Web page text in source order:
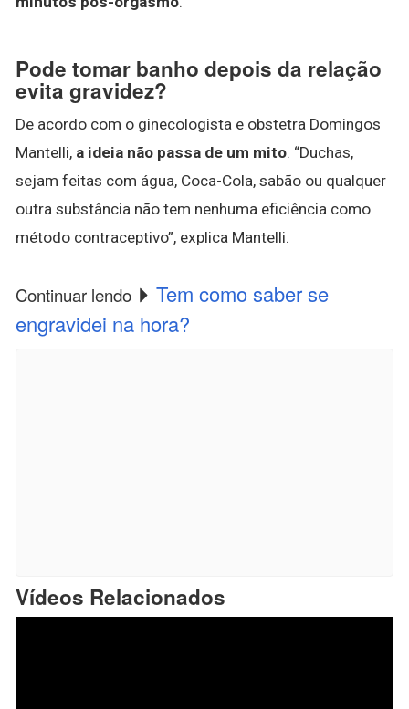
Pode tomar banho depois da relação
evita gravidez?
De acordo com o ginecologista e obstetra Domingos
Mantelli, a ideia não passa de um mito. “Duchas,
sejam feitas com água, Coca-Cola, sabão ou qualquer
outra substância não tem nenhuma eficiência como
método contraceptivo”, explica Mantelli.
Continuar lendo
Tem como saber se
engravidei na hora?
Vídeos Relacionados